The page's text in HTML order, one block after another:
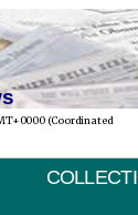
(Coordinated